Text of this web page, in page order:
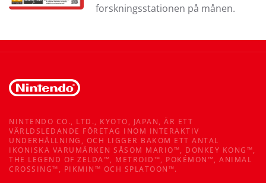
forskningsstationen på månen.
NINTENDO CO., LTD., KYOTO, JAPAN, ÄR ETT
VÄRLDSLEDANDE FÖRETAG INOM INTERAKTIV
UNDERHÅLLNING, OCH LIGGER BAKOM ETT ANTAL
IKONISKA VARUMÄRKEN SÅSOM MARIO™, DONKEY KONG™,
THE LEGEND OF ZELDA™, METROID™, POKÉMON™, ANIMAL
CROSSING™, PIKMIN™ OCH SPLATOON™.